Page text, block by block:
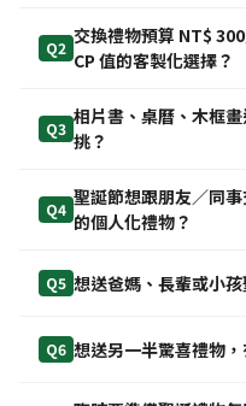
Q2
交換禮物預算 NT$
CP 值的客製化選擇？
Q3
相片書、桌曆、木框
挑？
Q4
聖誕節想跟朋友／同
的個人化禮物？
Q5 想送爸媽、長輩或小
Q6 想送另一半驚喜禮物